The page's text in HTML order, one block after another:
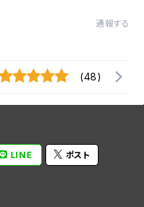
通報する
(48)
LINE ポスト